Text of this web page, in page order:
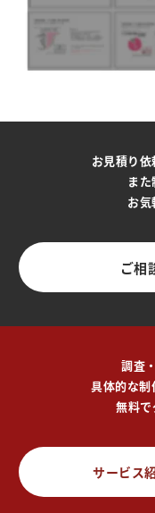
お見積り依
ま
お気
ご相
調査
具体的な
無料で
サービス